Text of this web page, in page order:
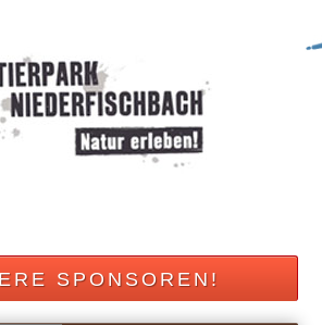
SPONSOREN!